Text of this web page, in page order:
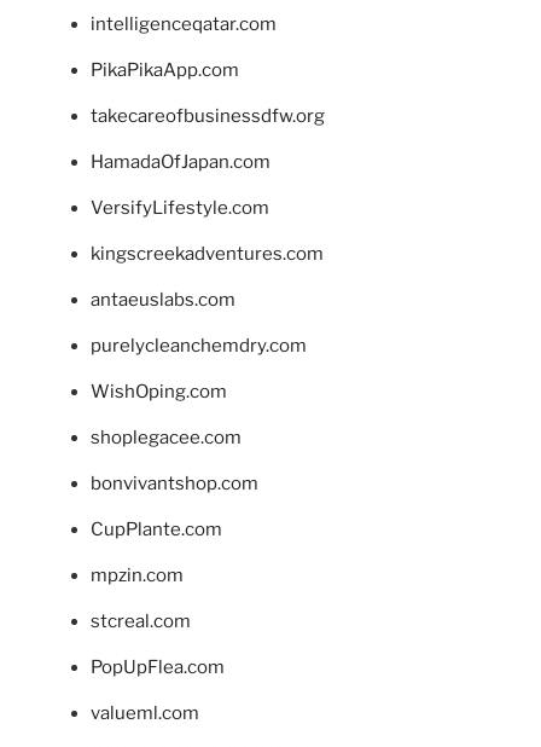
intelligenceqatar.com
PikaPikaApp.com
takecareofbusinessdfw.org
HamadaOfJapan.com
VersifyLifestyle.com
kingscreekadventures.com
antaeuslabs.com
purelycleanchemdry.com
WishOping.com
shoplegacee.com
bonvivantshop.com
CupPlante.com
mpzin.com
stcreal.com
PopUpFlea.com
valueml.com